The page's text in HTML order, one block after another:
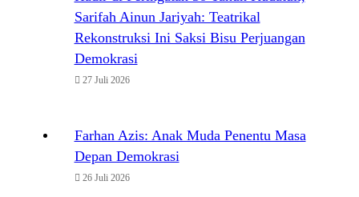
Sarifah Ainun Jariyah: Teatrikal
Rekonstruksi Ini Saksi Bisu Perjuangan
Demokrasi
27 Juli 2026
Farhan Azis: Anak Muda Penentu Masa
Depan Demokrasi
26 Juli 2026